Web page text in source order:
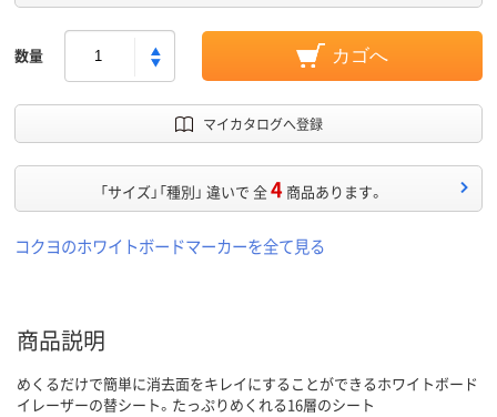
数量 カゴへ
マイカタログへ登録
「サイズ」「種別」 違いで 全4 商品あります。
コクヨのホワイトボードマーカーを全て見る
商品説明
めくるだけで簡単に消去面をキレイにすることができるホワイトボード
イレーザーの替シート。たっぷりめくれる16層のシート